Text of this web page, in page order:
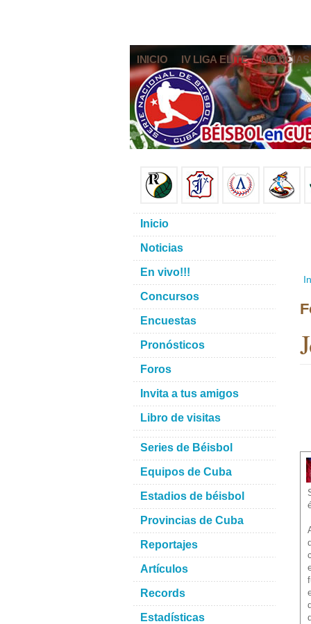
INICIO IV LIGA ELITE NOTICIAS
Inicio
Noticias
En vivo!!!
Concursos
Encuestas
Pronósticos
Foros
Invita a tus amigos
Libro de visitas
Series de Béisbol
Equipos de Cuba
Estadios de béisbol
Provincias de Cuba
Reportajes
Artículos
Records
Estadísticas